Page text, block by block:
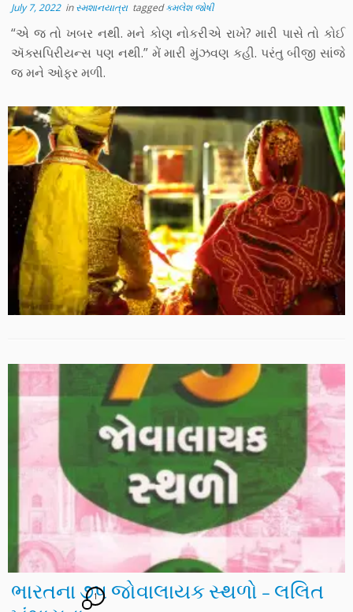
July 7, 2022inસ્મશાનયાત્રા taggedકમલેશ જોષી
“એ જ તો ખબર નથી. મને કોણ નોકરીએ રાખે? મારી પાસે તો કોઈ
ઍક્સપિરીયન્સ પણ નથી.” મેં મારી મુંઝવણ કહી. પરંતુ બીજી સાંજે
જ મને ઓફર મળી.
ભારતના ૭૫ જોવાલાયક સ્થળો – લલિત
1